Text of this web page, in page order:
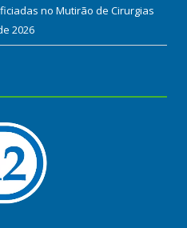
no Mutirão de Cirurgias
2026